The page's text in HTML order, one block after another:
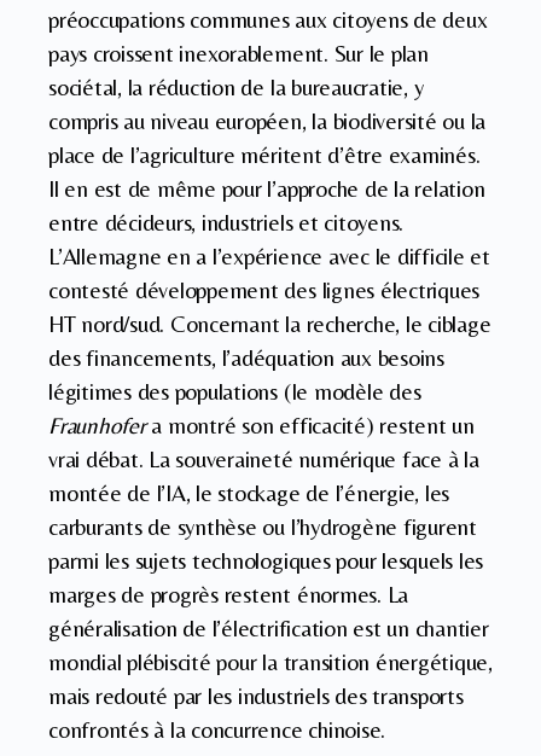
préoccupations communes aux citoyens de deux
pays croissent inexorablement. Sur le plan
sociétal, la réduction de la bureaucratie, y
compris au niveau européen, la biodiversité ou la
place de l’agriculture méritent d’être examinés.
Il en est de même pour l’approche de la relation
entre décideurs, industriels et citoyens.
L’Allemagne en a l’expérience avec le difficile et
contesté développement des lignes électriques
HT nord/sud. Concernant la recherche, le ciblage
des financements, l’adéquation aux besoins
légitimes des populations (le modèle des
Fraunhofera montré son efficacité) restent un
vrai débat. La souveraineté numérique face à la
montée de l’IA, le stockage de l’énergie, les
carburants de synthèse ou l’hydrogène figurent
parmi les sujets technologiques pour lesquels les
marges de progrès restent énormes. La
généralisation de l’électrification est un chantier
mondial plébiscité pour la transition énergétique,
mais redouté par les industriels des transports
confrontés à la concurrence chinoise.